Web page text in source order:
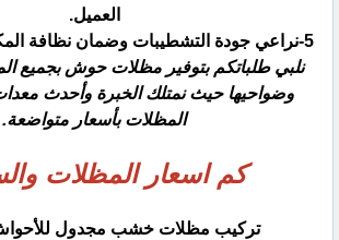
العميل.‏
نلبي طلباتكم بتوفير مظلات حوش بجميع
وضواحيها حيث نمتلك الخبرة وأحدث
المظلات بأسعار متواضعة.‏
كم اسعار المظلات
تركيب مظلات خشب مجدول للأحواش